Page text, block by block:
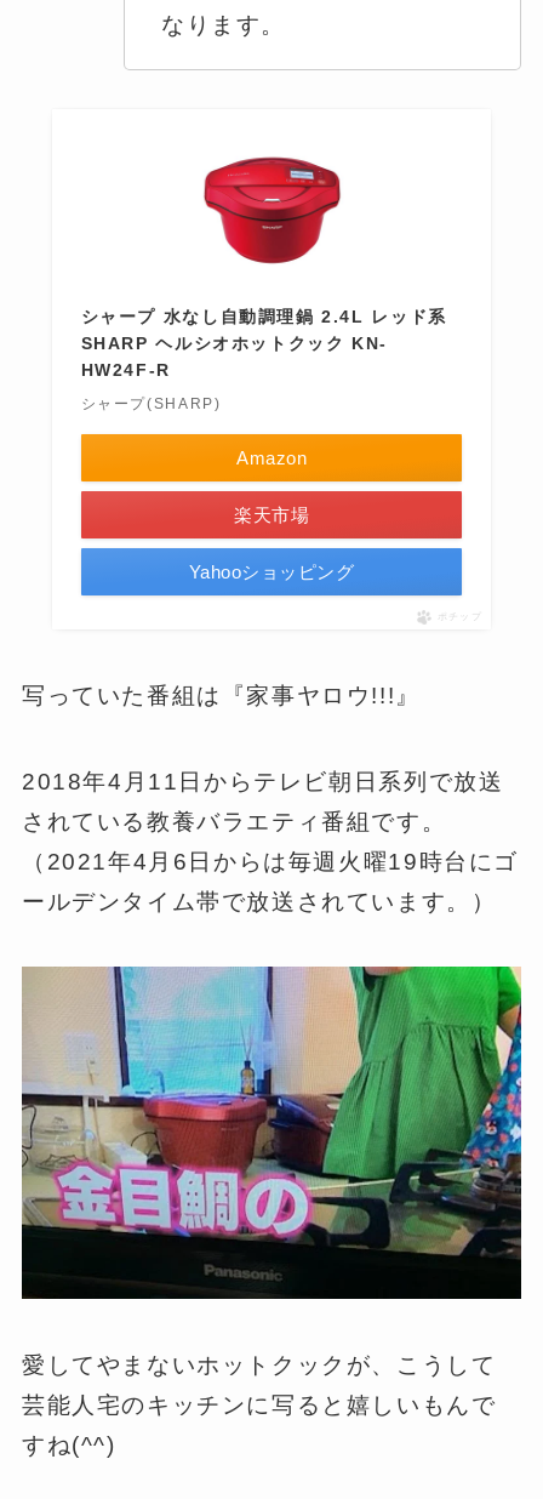
なります。
シャープ 水なし自動調理鍋 2.4L レッド系
SHARP ヘルシオホットクック KN-
HW24F-R
シャープ(SHARP)
Amazon
楽天市場
Yahooショッピング
ポチップ
写っていた番組は『家事ヤロウ!!!』
2018年4月11日からテレビ朝日系列で放送
されている教養バラエティ番組です。
（2021年4月6日からは毎週火曜19時台にゴ
ールデンタイム帯で放送されています。）
愛してやまないホットクックが、こうして
芸能人宅のキッチンに写ると嬉しいもんで
すね(^^)